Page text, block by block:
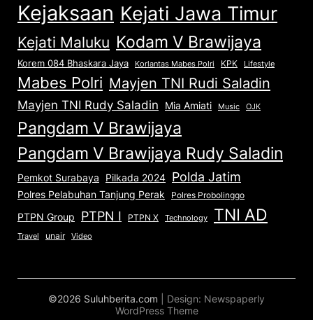
Kejaksaan Kejati Jawa Timur
Kejati Maluku Kodam V Brawijaya
Korem 084 Bhaskara Jaya Korlantas Mabes Polri KPK Lifestyle
Mabes Polri Mayjen TNI Rudi Saladin
Mayjen TNI Rudy Saladin Mia Amiati Music OJK
Pangdam V Brawijaya
Pangdam V Brawijaya Rudy Saladin
Pemkot Surabaya Pilkada 2024 Polda Jatim
Polres Pelabuhan Tanjung Perak Polres Probolinggo
PTPN Group PTPN I PTPN X Technology TNI AD
Travel unair Video
©2026 Suluhberita.com | Design: Newspaperly
WordPress Theme